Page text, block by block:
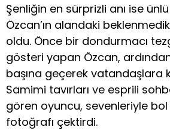
Şenliğin en sürprizli anı ise
Özcan’ın alandaki
oldu. Önce bir dondurmacı
gösteri yapan Özcan,
başına geçerek vatandaşlara
Samimi tavırları ve esprili
gören oyuncu, sevenleriyle bol
fotoğrafı çektirdi.